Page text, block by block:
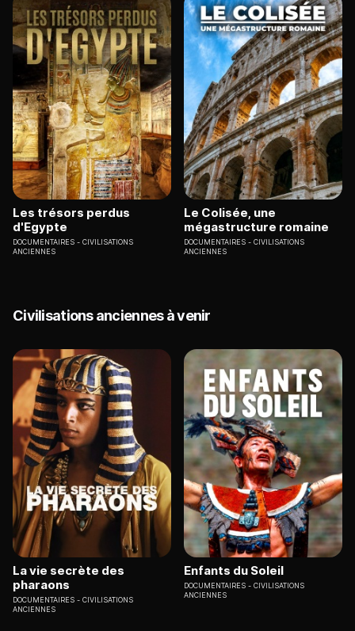
Les trésors perdus
d'Egypte
DOCUMENTAIRES
CIVILISATIONS
ANCIENNES
Le Colisée, une
mégastructure romaine
DOCUMENTAIRES
CIVILISATIONS
ANCIENNES
Civilisations anciennes à venir
La vie secrète des
pharaons
DOCUMENTAIRES
CIVILISATIONS
ANCIENNES
Enfants du Soleil
DOCUMENTAIRES
CIVILISATIONS
ANCIENNES